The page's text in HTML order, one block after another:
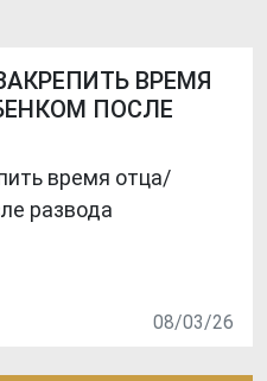
ВРЕМЯ
ПОСЛЕ
время отца/
развода
08/03/26